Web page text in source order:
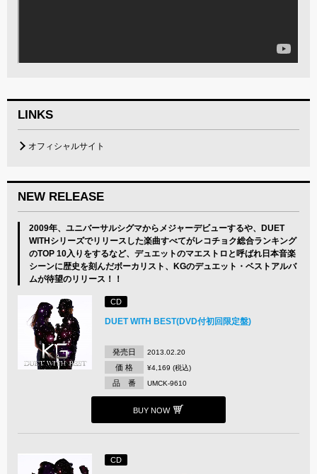
NEW RELEASE
2009年、ユニバーサルシグマからメジャーデビューするや、DUET
WITHシリーズでリリースした楽曲すべてがレコチョク総合ランキング
のTOP 10入りをするなど、デュエットのマエストロと呼ばれ日本音楽
シーンに歴史を刻んだボーカリスト、KGのデュエット・ベストアルバ
ムが待望のリリース！！
CD
DUET WITH BEST(DVD付初回限定盤)
発売日 2013.02.20
価 格 ¥4,169 (税込)
品 番 UMCK-9610
BUY NOW
CD
LINKS
オフィシャルサイト